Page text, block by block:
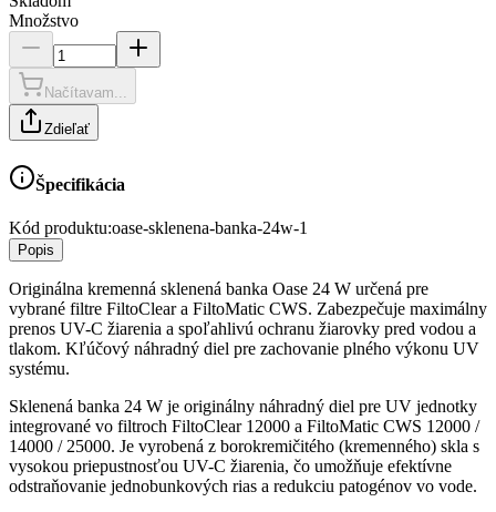
Množstvo
Načítavam...
Zdieľať
Špecifikácia
Kód produktu:oase-sklenena-banka-24w-1
Popis
Originálna kremenná sklenená banka Oase 24 W určená pre
vybrané filtre FiltoClear a FiltoMatic CWS. Zabezpečuje maximálny
prenos UV-C žiarenia a spoľahlivú ochranu žiarovky pred vodou a
tlakom. Kľúčový náhradný diel pre zachovanie plného výkonu UV
systému.
Sklenená banka 24 W je originálny náhradný diel pre UV jednotky
integrované vo filtroch FiltoClear 12000 a FiltoMatic CWS 12000 /
14000 / 25000. Je vyrobená z borokremičitého (kremenného) skla s
vysokou priepustnosťou UV-C žiarenia, čo umožňuje efektívne
odstraňovanie jednobunkových rias a redukciu patogénov vo vode.